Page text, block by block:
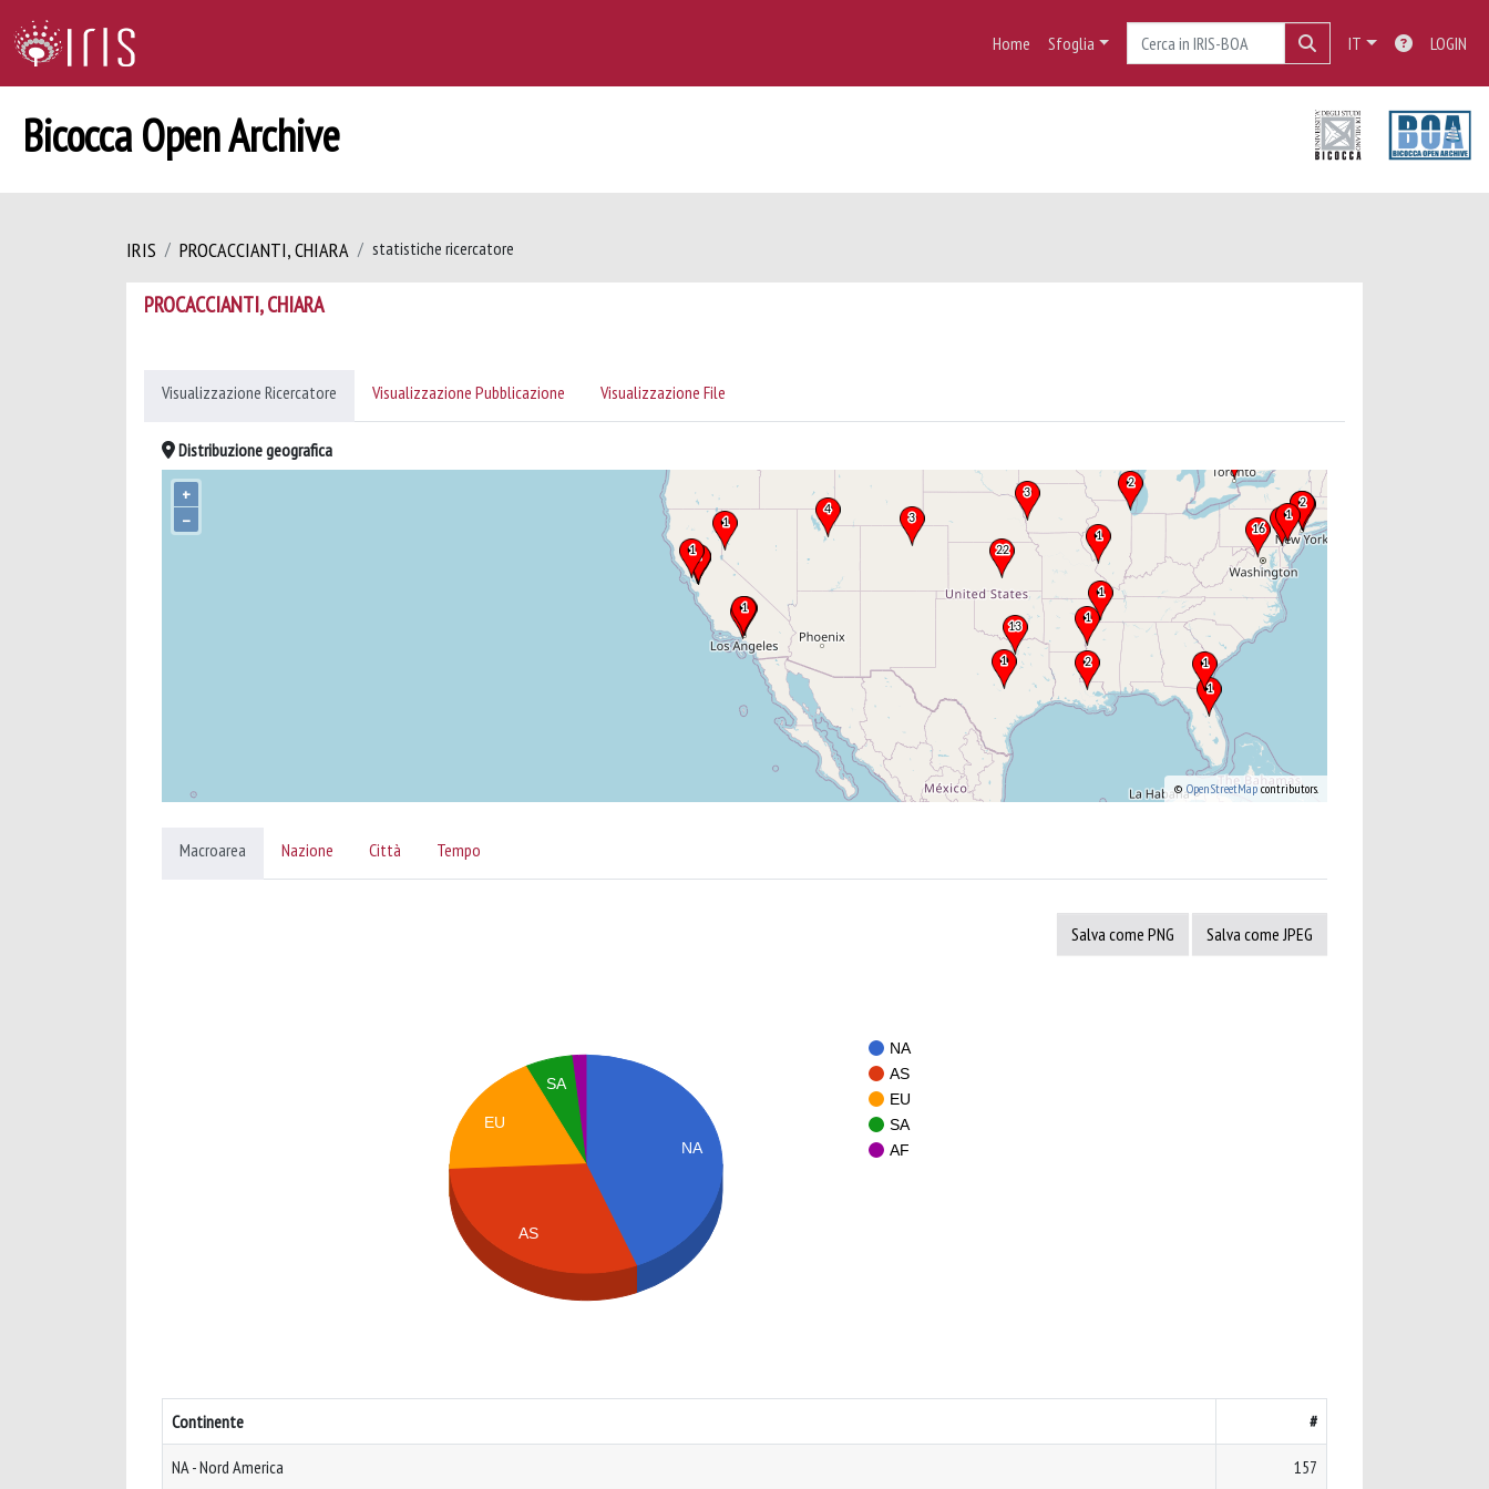
Home Sfoglia IT LOGIN
Bicocca Open Archive
IRIS PROCACCIANTI, CHIARA statistiche ricercatore
PROCACCIANTI, CHIARA
Visualizzazione Ricercatore Visualizzazione Pubblicazione Visualizzazione File
Distribuzione geografica
+
–
©OpenStreetMapcontributors.
Macroarea Nazione Città Tempo
Salva come PNG Salva come JPEG
NA
AS
EU
SA
AF
NA
SA
EU
AS
Continente #
NA - Nord America 157